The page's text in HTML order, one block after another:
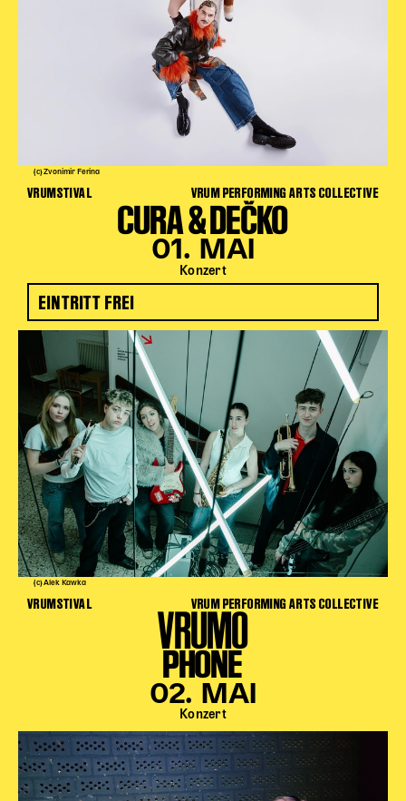
(c) Zvonimir Ferina
VRUMSTIVAL VRUM PERFORMING ARTS COLLECTIVE
CURA & DEČKO
01. MAI
Konzert
EINTRITT FREI
(c) Alek Kawka
VRUMSTIVAL VRUM PERFORMING ARTS COLLECTIVE
VRUMO
PHONE
02. MAI
Konzert